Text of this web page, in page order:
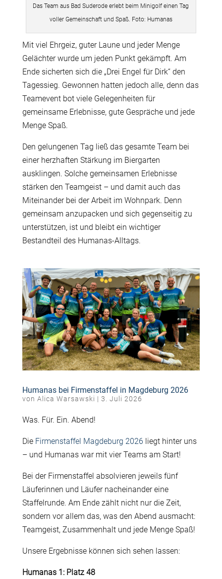
Das Team aus Bad Suderode erlebt beim Minigolf einen Tag
voller Gemeinschaft und Spaß. Foto: Humanas
Mit viel Ehrgeiz, guter Laune und jeder Menge
Gelächter wurde um jeden Punkt gekämpft. Am
Ende sicherten sich die „Drei Engel für Dirk“ den
Tagessieg. Gewonnen hatten jedoch alle, denn das
Teamevent bot viele Gelegenheiten für
gemeinsame Erlebnisse, gute Gespräche und jede
Menge Spaß.
Den gelungenen Tag ließ das gesamte Team bei
einer herzhaften Stärkung im Biergarten
ausklingen. Solche gemeinsamen Erlebnisse
stärken den Teamgeist – und damit auch das
Miteinander bei der Arbeit im Wohnpark. Denn
gemeinsam anzupacken und sich gegenseitig zu
unterstützen, ist und bleibt ein wichtiger
Bestandteil des Humanas-Alltags.
Humanas bei Firmenstaffel in Magdeburg 2026
von Alica Warsawski | 3. Juli 2026
Was. Für. Ein. Abend!
Die Firmenstaffel Magdeburg 2026 liegt hinter uns
– und Humanas war mit vier Teams am Start!
Bei der Firmenstaffel absolvieren jeweils fünf
Läuferinnen und Läufer nacheinander eine
Staffelrunde. Am Ende zählt nicht nur die Zeit,
sondern vor allem das, was den Abend ausmacht:
Teamgeist, Zusammenhalt und jede Menge Spaß!
Unsere Ergebnisse können sich sehen lassen:
Humanas 1: Platz 48